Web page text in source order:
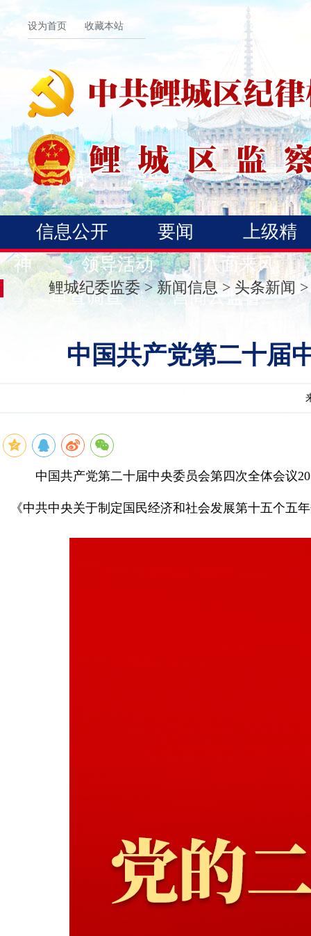
设为首页 收藏本站
信息公开 要闻
上级精
神
领导活动
八面来风
审查调查
营商云监督
鲤城纪委监委>新闻信息 > 头条新闻 >
中国共产党第二十届
中国共产党第二十届中央委员会第四次全体会议
《中共中央关于制定国民经济和社会发展第十五个五